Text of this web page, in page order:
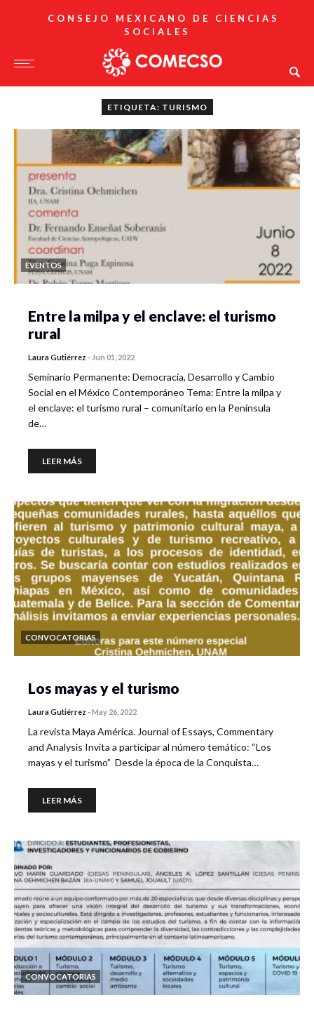
CONSEJO MEXICANO DE CIENCIAS
SOCIALES
ETIQUETA: TURISMO
EVENTOS
Entre la milpa y el enclave: el turismo
rural
Laura Gutiérrez - Jun 01, 2022
Seminario Permanente: Democracia, Desarrollo y Cambio
Social en el México Contemporáneo Tema: Entre la milpa y
el enclave: el turismo rural – comunitario en la Península
de…
LEER MÁS
CONVOCATORIAS
Los mayas y el turismo
Laura Gutiérrez -May 26, 2022
La revista Maya América. Journal of Essays, Commentary
and Analysis Invita a participar al número temático: “Los
mayas y el turismo” Desde la época de la Conquista…
LEER MÁS
CONVOCATORIAS